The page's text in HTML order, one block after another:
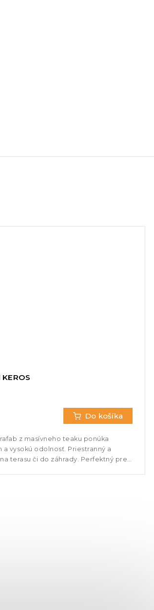
Do košíka
z masívneho teaku ponúka
a vysokú odolnosť. Priestranný a
terasu či do záhrady. Perfektný pre